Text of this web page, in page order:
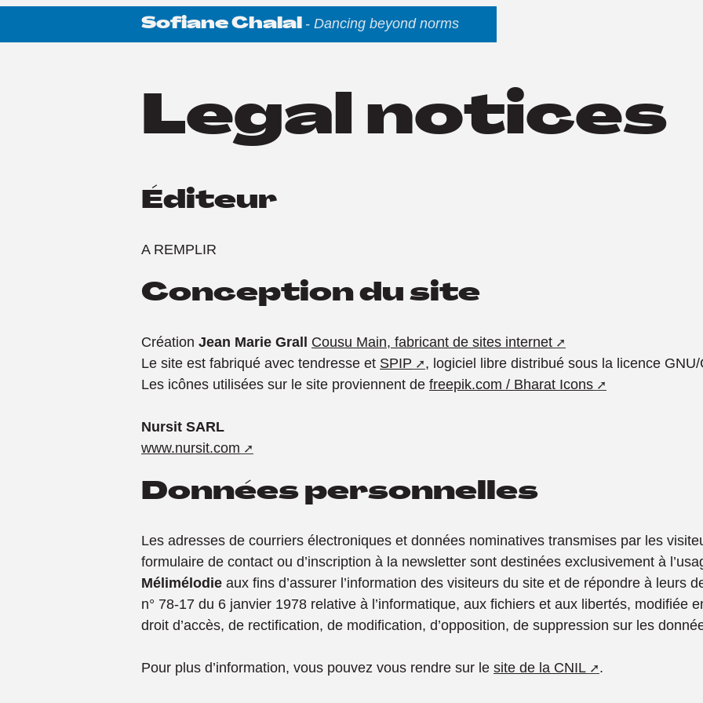
Sofiane Chalal - Dancing beyond norms
Legal notices
Éditeur
A REMPLIR
Conception du site
Création Jean Marie Grall Cousu Main, fabricant de sites internet
Le site est fabriqué avec tendresse et SPIP
, logiciel libre distribué sous la licence GNU/
Les icônes utilisées sur le site proviennent de freepik.com / Bharat Icons
Nursit SARL
www.nursit.com
Données personnelles
Les adresses de courriers électroniques et données nominatives transmises par les
formulaire de contact ou d’inscription à la newsletter sont destinées exclusivement à
Mélimélodie aux fins d’assurer l’information des visiteurs du site et de répondre à leurs
n° 78-17 du 6 janvier 1978 relative à l’informatique, aux fichiers et aux libertés, modifiée
droit d’accès, de rectification, de modification, d’opposition, de suppression sur les
Pour plus d’information, vous pouvez vous rendre sur le site de la CNIL .